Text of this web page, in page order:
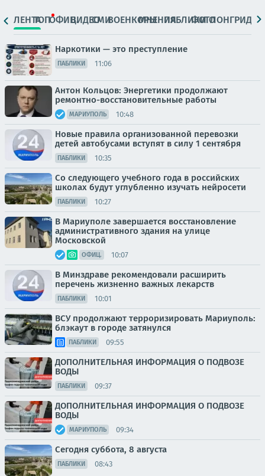
ЛЕНТАТОПОФИЦ.ВИДЕОСМИВОЕНКОРЫМНЕНИЯПАБЛИКИ
ФОТОЛОНГРИДЫ
Наркотики — это преступление
ПАБЛИКИ 11:06
Антон Кольцов: Энергетики продолжают
ремонтно-восстановительные работы
МАРИУПОЛЬ 10:48
Новые правила организованной перевозки
детей автобусами вступят в силу 1 сентября
ПАБЛИКИ 10:35
Со следующего учебного года в российских
школах будут углубленно изучать нейросети
ПАБЛИКИ 10:27
В Мариуполе завершается восстановление
административного здания на улице
Московской
ОФИЦ. 10:07
В Минздраве рекомендовали расширить
перечень жизненно важных лекарств
ПАБЛИКИ 10:01
ВСУ продолжают терроризировать Мариуполь:
блэкаут в городе затянулся
ПАБЛИКИ 09:55
ДОПОЛНИТЕЛЬНАЯ ИНФОРМАЦИЯ О ПОДВОЗЕ
ВОДЫ
ПАБЛИКИ 09:37
ДОПОЛНИТЕЛЬНАЯ ИНФОРМАЦИЯ О ПОДВОЗЕ
ВОДЫ
МАРИУПОЛЬ 09:34
Сегодня суббота, 8 августа
ПАБЛИКИ 08:43